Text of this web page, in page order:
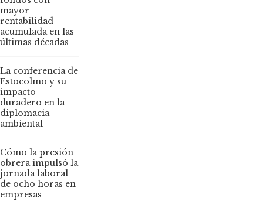
mayor
rentabilidad
acumulada en las
últimas décadas
La conferencia de
Estocolmo y su
impacto
duradero en la
diplomacia
ambiental
Cómo la presión
obrera impulsó la
jornada laboral
de ocho horas en
empresas